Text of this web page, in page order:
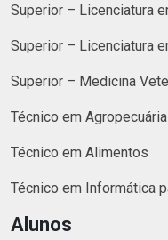
Superior – Licenciatura
Superior – Licenciatura
Superior – Medicina
Técnico em Agropecuária
Técnico em Alimentos
Técnico em Informática
Alunos